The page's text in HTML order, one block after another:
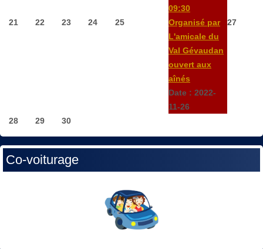
21 22 23 24 25
09:30
Organisé par
L'amicale du
Val Gévaudan
ouvert aux
aînés
Date : 2022-
11-26
27
28 29 30
Co-voiturage